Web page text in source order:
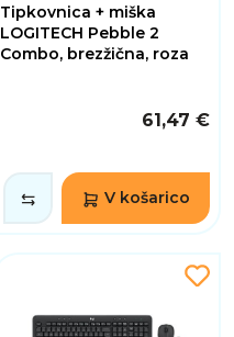
Tipkovnica + miška
LOGITECH Pebble 2
Combo, brezžična, roza
61,47 €
V košarico